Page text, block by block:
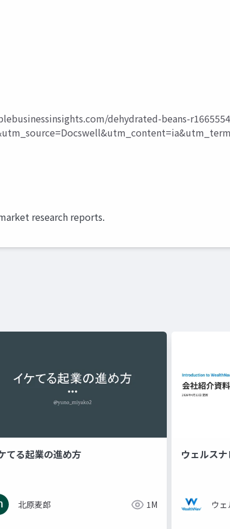
dehydrated-beans-
research reports.
てる起業の進め方
北原麦郎 1M
ウェルス
ウ